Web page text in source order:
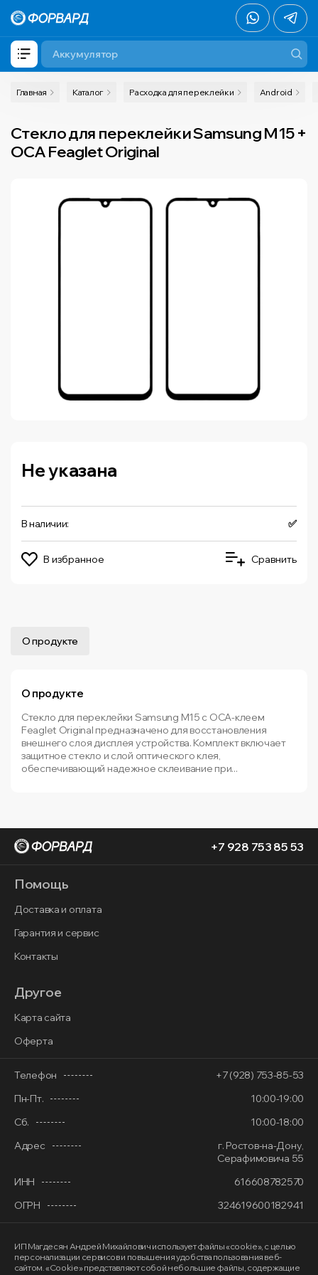
Главная Каталог Расходка для переклейки Android
Стекло для переклейки Samsung M15 +
OCA Feaglet Original
Не указана
В наличии: ✅
В избранное Сравнить
О продукте
О продукте
Стекло для переклейки Samsung M15 с OCA-клеем
Feaglet Original предназначено для восстановления
внешнего слоя дисплея устройства. Комплект включает
защитное стекло и слой оптического клея,
обеспечивающий надежное склеивание при...
+7 928 753 85 53
Помощь
Доставка и оплата
Гарантия и сервис
Контакты
Другое
Карта сайта
Оферта
Телефон
+7 (928) 753-85-53
Пн-Пт.
10:00-19:00
Сб.
10:00-18:00
Адрес
г. Ростов-на-Дону,
Серафимовича 55
ИНН
616608782570
ОГРН
324619600182941
ИП Магдесян Андрей Михайлович использует файлы «cookie», с целью
персонализации сервисов и повышения удобства пользования веб-
сайтом. «Cookie» представляют собой небольшие файлы, содержащие